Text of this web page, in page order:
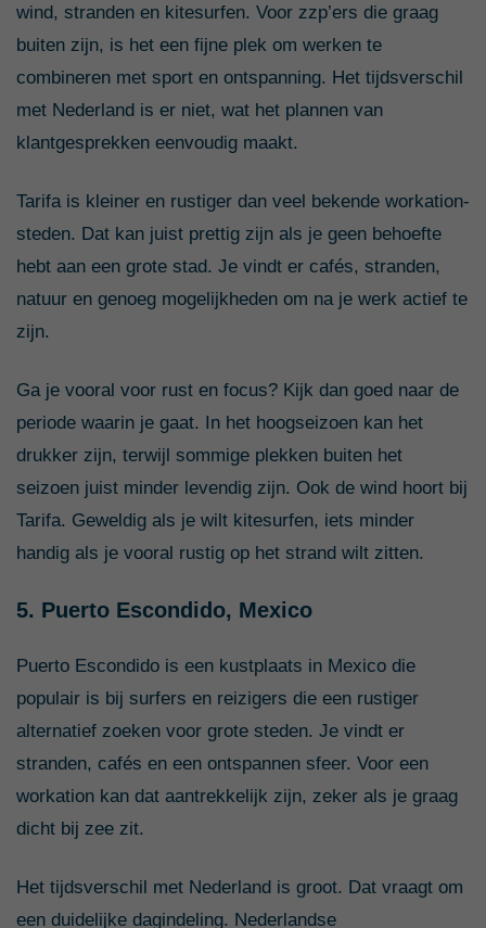
wind, stranden en kitesurfen. Voor zzp’ers die graag
buiten zijn, is het een fijne plek om werken te
combineren met sport en ontspanning. Het tijdsverschil
met Nederland is er niet, wat het plannen van
klantgesprekken eenvoudig maakt.
Tarifa is kleiner en rustiger dan veel bekende workation-
steden. Dat kan juist prettig zijn als je geen behoefte
hebt aan een grote stad. Je vindt er cafés, stranden,
natuur en genoeg mogelijkheden om na je werk actief te
zijn.
Ga je vooral voor rust en focus? Kijk dan goed naar de
periode waarin je gaat. In het hoogseizoen kan het
drukker zijn, terwijl sommige plekken buiten het
seizoen juist minder levendig zijn. Ook de wind hoort bij
Tarifa. Geweldig als je wilt kitesurfen, iets minder
handig als je vooral rustig op het strand wilt zitten.
5. Puerto Escondido, Mexico
Puerto Escondido is een kustplaats in Mexico die
populair is bij surfers en reizigers die een rustiger
alternatief zoeken voor grote steden. Je vindt er
stranden, cafés en een ontspannen sfeer. Voor een
workation kan dat aantrekkelijk zijn, zeker als je graag
dicht bij zee zit.
Het tijdsverschil met Nederland is groot. Dat vraagt om
een duidelijke dagindeling. Nederlandse